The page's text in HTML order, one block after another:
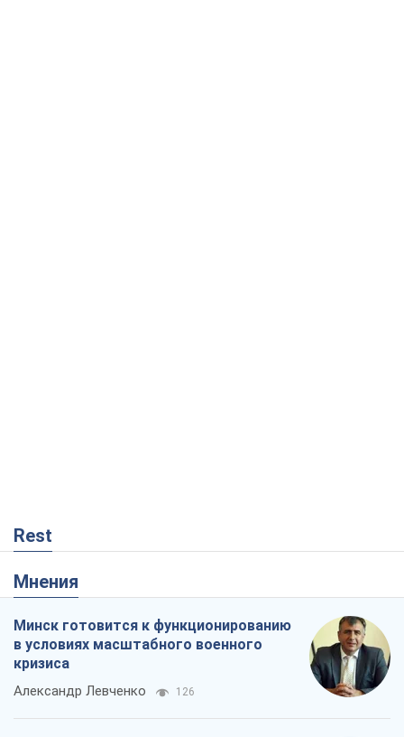
Rest
Мнения
Минск готовится к функционированию
в условиях масштабного военного
кризиса
Александр Левченко 126